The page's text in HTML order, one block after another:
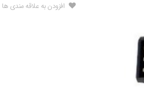
افزودن به علاقه مندی ها